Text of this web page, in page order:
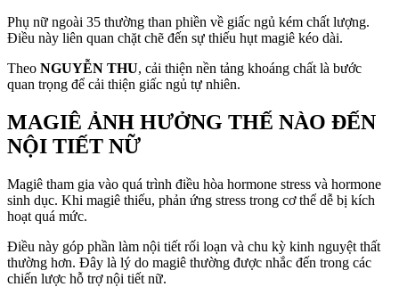
Phụ nữ ngoài 35 thường than phiền về giấc ngủ kém chất lượng.
Điều này liên quan chặt chẽ đến sự thiếu hụt magiê kéo dài.
Theo NGUYỄN THU, cải thiện nền tảng khoáng chất là bước
quan trọng để cải thiện giấc ngủ tự nhiên.
MAGIÊ ẢNH HƯỞNG THẾ NÀO ĐẾN
NỘI TIẾT NỮ
Magiê tham gia vào quá trình điều hòa hormone stress và hormone
sinh dục. Khi magiê thiếu, phản ứng stress trong cơ thể dễ bị kích
hoạt quá mức.
Điều này góp phần làm nội tiết rối loạn và chu kỳ kinh nguyệt thất
thường hơn. Đây là lý do magiê thường được nhắc đến trong các
chiến lược hỗ trợ nội tiết nữ.